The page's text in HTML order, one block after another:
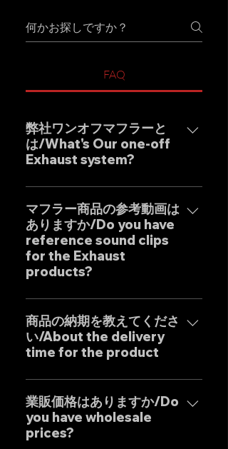
FAQ
弊社ワンオフマフラーと
は/What's Our one-off
Exhaust system?
弊社ワンオフマフラーブラン
ド"GOAT STRADA"は究極のサウ
ンドをモットーとしたエキゾース
トシステムです。 日本人の"もの
づくり"の感覚と自社工場専属日本
人デザイナーによる妥協のない設
コストパフォーマンスを実現した
商品となります。 Our custom
one-off muffler brand "GOAT
STRADA" is an exhaust system
with the motto of achieving the
ultimate sound. It is a product
that combines the Japanese
"monozukuri" (craftsmanship)
マフラー商品の参考動画は
ありますか/Do you have
reference sound clips
for the Exhaust
products?
はい、弊社のマフラーは国内のお
客様はもとより世界中のお客様に
広くご販売しておりますので動画
に関しましては個別的にお問い合
only to domestic customers
but to customers around the
world. For sound clips, please
商品の納期を教えてくださ
い/About the delivery
time for the product
弊社のマフラーはお客様のご要望
に最大限応えるべく完全にテーラ
ーメイドの受注生産となりますの
で、一部の商品を除き通常の納期
業販価格はありますか/Do
you have wholesale
prices?